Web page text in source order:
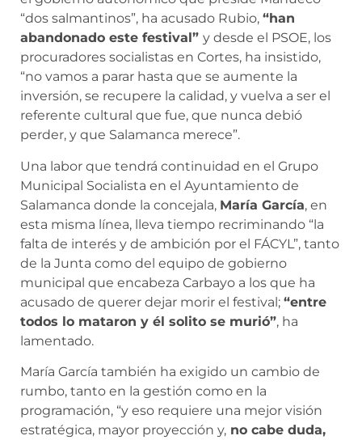
“dos salmantinos”, ha acusado Rubio, “han
abandonado este festival” y desde el PSOE, los
procuradores socialistas en Cortes, ha insistido,
“no vamos a parar hasta que se aumente la
inversión, se recupere la calidad, y vuelva a ser el
referente cultural que fue, que nunca debió
perder, y que Salamanca merece”.
Una labor que tendrá continuidad en el Grupo
Municipal Socialista en el Ayuntamiento de
Salamanca donde la concejala, María García, en
esta misma línea, lleva tiempo recriminando “la
falta de interés y de ambición por el FÁCYL”, tanto
de la Junta como del equipo de gobierno
municipal que encabeza Carbayo a los que ha
acusado de querer dejar morir el festival; “entre
todos lo mataron y él solito se murió”, ha
lamentado.
María García también ha exigido un cambio de
rumbo, tanto en la gestión como en la
programación, “y eso requiere una mejor visión
estratégica, mayor proyección y, no cabe duda,